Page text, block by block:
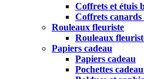
Coffrets et étuis
Coffrets canards
Rouleaux fleuriste
Rouleaux
Papiers cadeau
Papiers cadeau
Pochettes